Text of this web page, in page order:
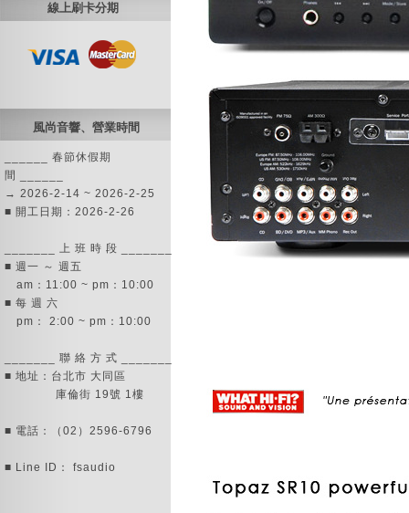
線上刷卡分期
風尚音響、營業時間
______ 春節休假期
間 ______
→ 2026-2-14 ~ 2026-2-25
■ 開工日期：2026-2-26
_______ 上 班 時 段 _______
■ 週一 ～ 週五
am：11:00 ~ pm：10:00
■ 每 週 六
pm： 2:00 ~ pm：10:00
_______ 聯 絡 方 式 _______
■ 地址：台北市 大同區
庫倫街 19號 1樓
■ 電話：（02）2596-6796
■ Line ID： fsaudio